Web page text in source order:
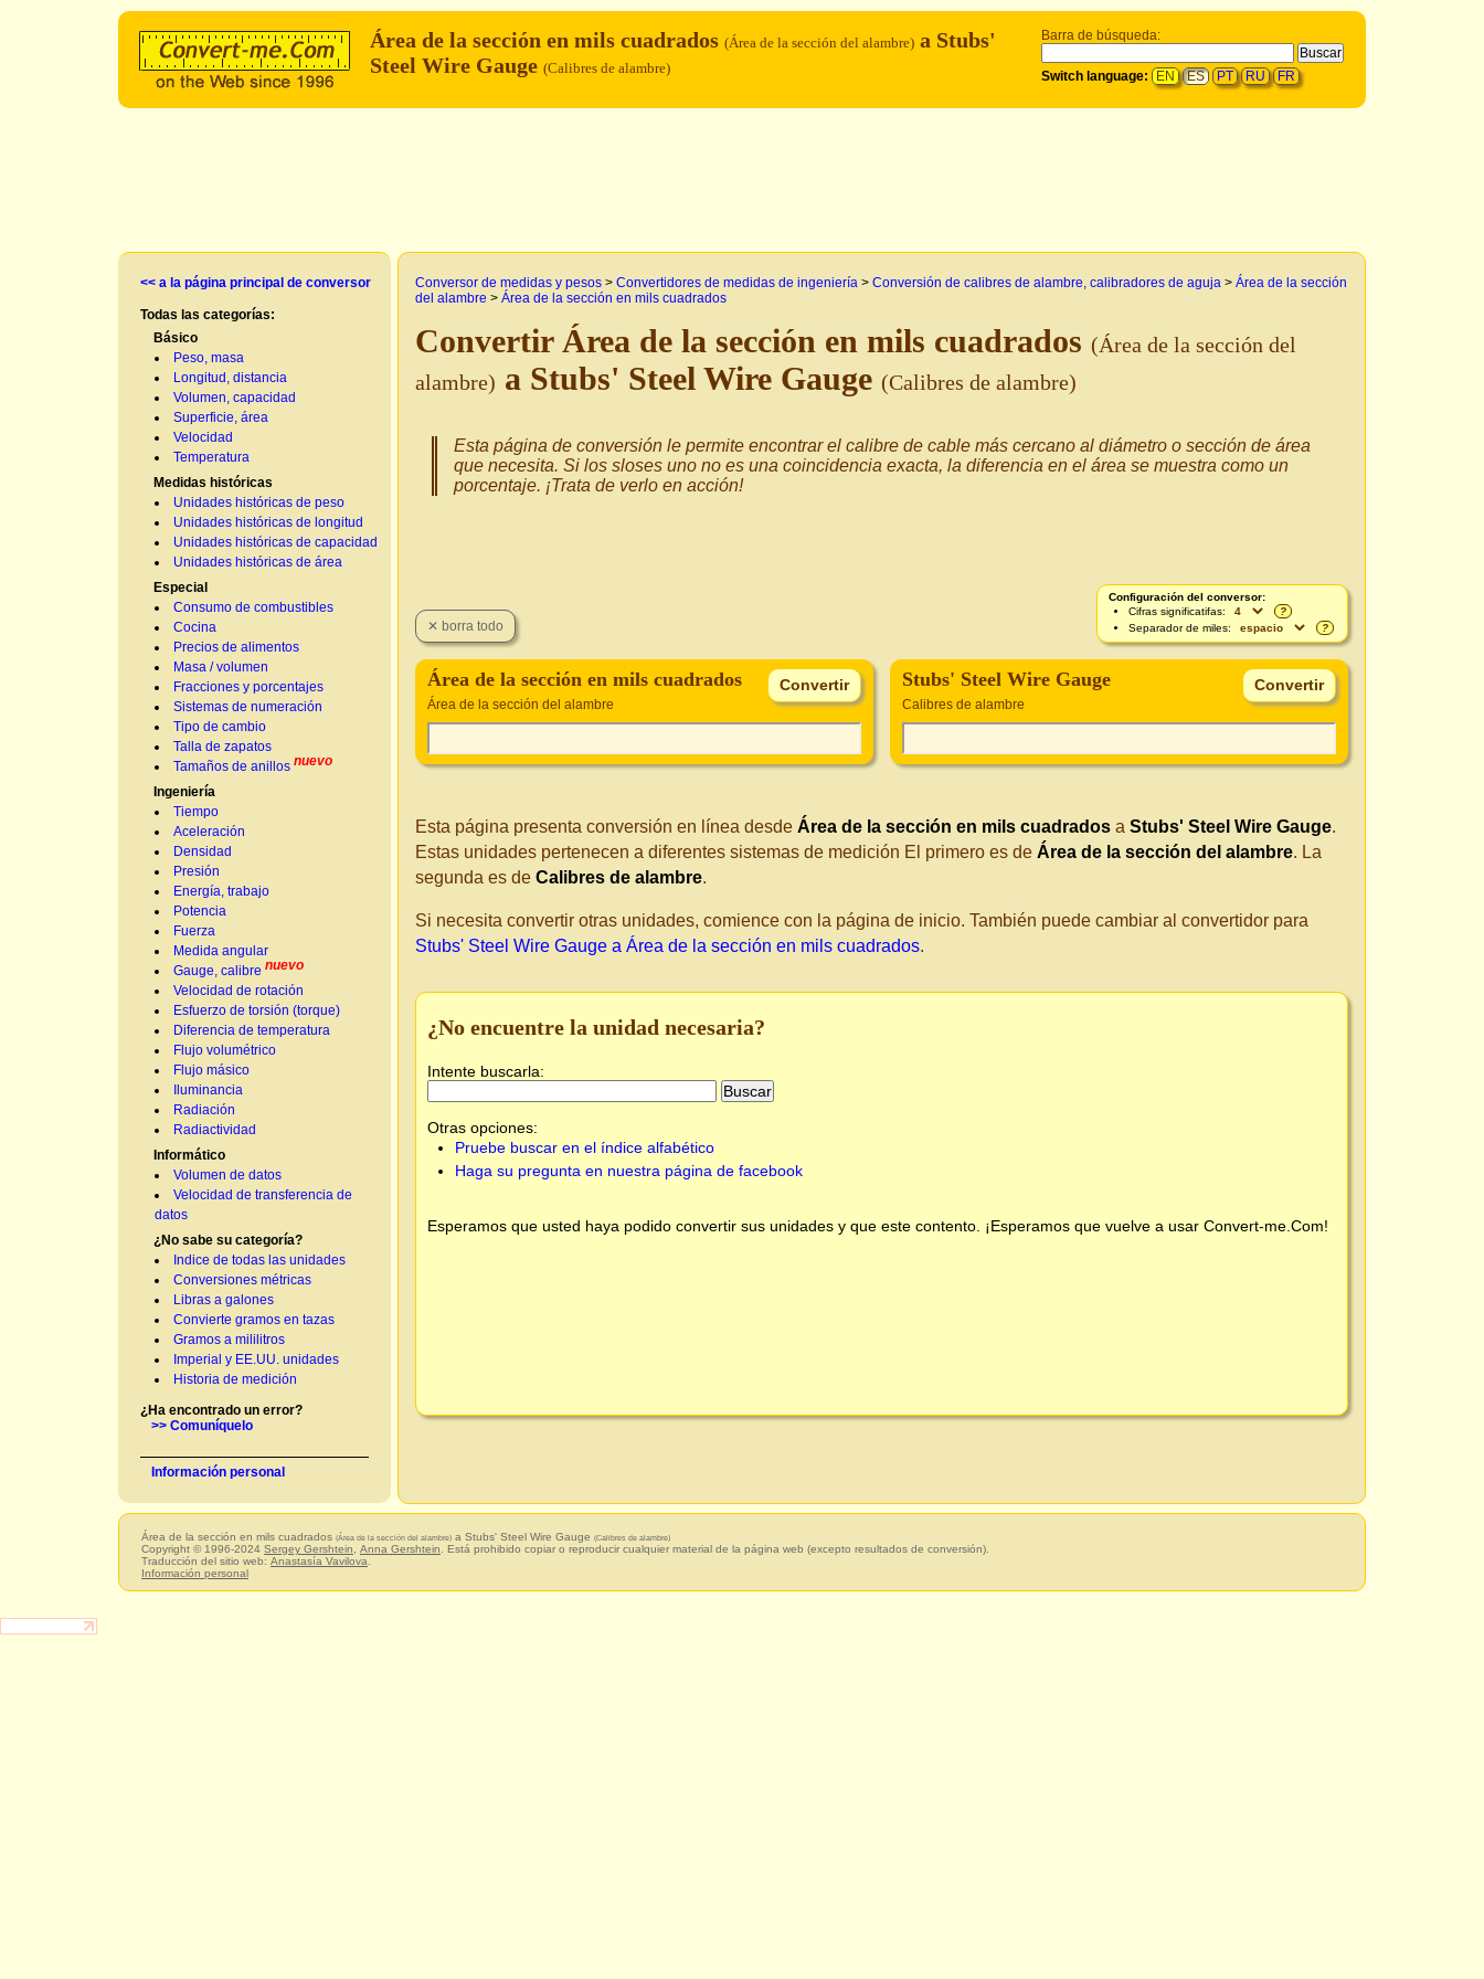
Barra de búsqueda:
Switch language: EN ES PT RU FR
Área de la sección en mils cuadrados (Área de la sección del alambre) a Stubs'
Steel Wire Gauge (Calibres de alambre)
<< a la página principal de conversor
Todas las categorías:
Básico
Peso, masa
Longitud, distancia
Volumen, capacidad
Superficie, área
Velocidad
Temperatura
Medidas históricas
Unidades históricas de peso
Unidades históricas de longitud
Unidades históricas de capacidad
Unidades históricas de área
Especial
Consumo de combustibles
Cocina
Precios de alimentos
Masa / volumen
Fracciones y porcentajes
Sistemas de numeración
Tipo de cambio
Talla de zapatos
Tamaños de anillos nuevo
Ingeniería
Tiempo
Aceleración
Densidad
Presión
Energía, trabajo
Potencia
Fuerza
Medida angular
Gauge, calibre nuevo
Velocidad de rotación
Esfuerzo de torsión (torque)
Diferencia de temperatura
Flujo volumétrico
Flujo másico
Iluminancia
Radiación
Radiactividad
Informático
Volumen de datos
Velocidad de transferencia de
datos
¿No sabe su categoría?
Indice de todas las unidades
Conversiones métricas
Libras a galones
Convierte gramos en tazas
Gramos a mililitros
Imperial y EE.UU. unidades
Historia de medición
¿Ha encontrado un error?
>> Comuníquelo
Información personal
Conversor de medidas y pesos > Convertidores de medidas de ingeniería > Conversión de calibres de alambre, calibradores de aguja > Área de la sección
del alambre > Área de la sección en mils cuadrados
Convertir Área de la sección en mils cuadrados (Área de la sección del
alambre) a Stubs' Steel Wire Gauge (Calibres de alambre)
Esta página de conversión le permite encontrar el calibre de cable más cercano al diámetro o sección de área
que necesita. Si los sloses uno no es una coincidencia exacta, la diferencia en el área se muestra como un
porcentaje. ¡Trata de verlo en acción!
Configuración del conversor:
Cifras significatifas:
?
Separador de miles:
?
Área de la sección en mils cuadrados
Área de la sección del alambre
Stubs' Steel Wire Gauge
Calibres de alambre
Esta página presenta conversión en línea desde Área de la sección en mils cuadrados a Stubs' Steel Wire Gauge.
Estas unidades pertenecen a diferentes sistemas de medición El primero es de Área de la sección del alambre. La
segunda es de Calibres de alambre.
Si necesita convertir otras unidades, comience con la página de inicio. También puede cambiar al convertidor para
Stubs' Steel Wire Gauge a Área de la sección en mils cuadrados.
¿No encuentre la unidad necesaria?
Intente buscarla:
Otras opciones:
Pruebe buscar en el índice alfabético
Haga su pregunta en nuestra página de facebook
Esperamos que usted haya podido convertir sus unidades y que este contento. ¡Esperamos que vuelve a usar Convert-me.Com!
Área de la sección en mils cuadrados (Área de la sección del alambre) a Stubs' Steel Wire Gauge (Calibres de alambre)
Copyright © 1996-2024 Sergey Gershtein Anna Gershtein . Está prohibido copiar o reproducir cualquier material de la página web (excepto resultados de conversión).
Traducción del sitio web: Anastasía Vavilova
Información personal